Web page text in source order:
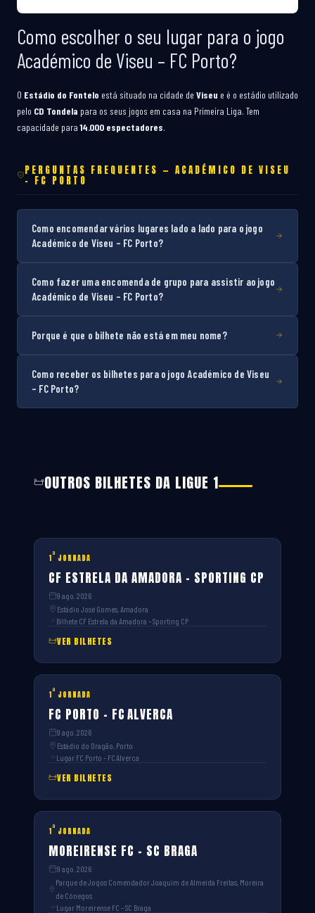
Como escolher o seu lugar para o jogo
Académico de Viseu – FC Porto?
O Estádio do Fontelo está situado na cidade de Viseu e é o estádio utilizado
pelo CD Tondela para os seus jogos em casa na Primeira Liga. Tem
capacidade para14.000 espectadores.
PERGUNTAS FREQUENTES — ACADÉMICO DE VISEU
– FC PORTO
Como encomendar vários lugares lado a lado para o jogo
Académico de Viseu – FC Porto?
Como fazer uma encomenda de grupo para assistir ao jogo
Académico de Viseu – FC Porto?
Porque é que o bilhete não está em meu nome?
Como receber os bilhetes para o jogo Académico de Viseu
– FC Porto?
OUTROS BILHETES DA LIGUE 1
1ª JORNADA
CF ESTRELA DA AMADORA – SPORTING CP
9 ago. 2026
Estádio José Gomes, Amadora
Bilhete CF Estrela da Amadora – Sporting CP
VER BILHETES
1ª JORNADA
FC PORTO – FC ALVERCA
9 ago. 2026
Estádio do Dragão, Porto
Lugar FC Porto – FC Alverca
VER BILHETES
1ª JORNADA
MOREIRENSE FC – SC BRAGA
9 ago. 2026
Parque de Jogos Comendador Joaquim de Almeida Freitas, Moreira
de Cónegos
Lugar Moreirense FC – SC Braga